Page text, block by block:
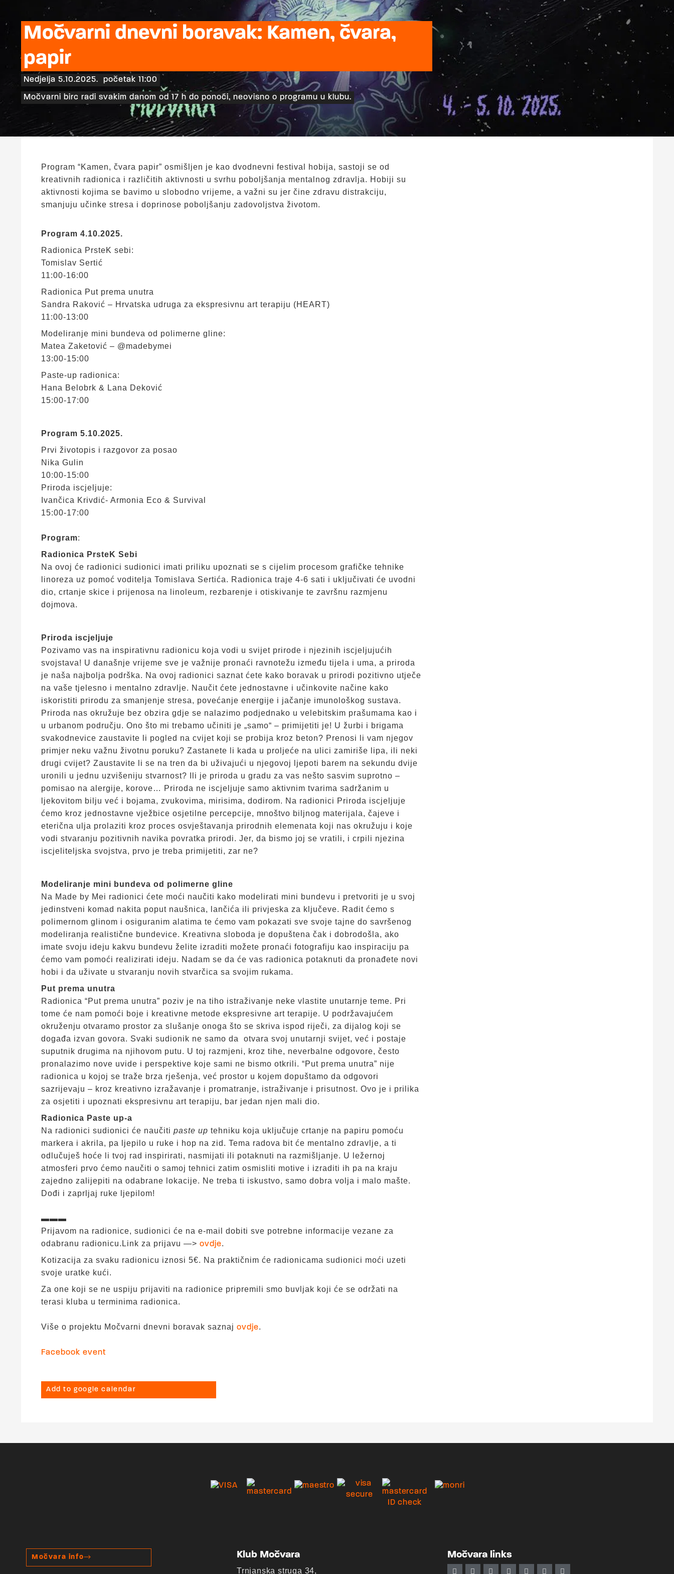
Močvarni dnevni boravak: Kamen, čvara,
papir
Nedjelja 5.10.2025. početak 11:00
Močvarni birc radi svakim danom od 17 h do ponoći, neovisno o programu u klubu.
Program “Kamen, čvara papir” osmišljen je kao dvodnevni festival hobija, sastoji se od
kreativnih radionica i različitih aktivnosti u svrhu poboljšanja mentalnog zdravlja. Hobiji su
aktivnosti kojima se bavimo u slobodno vrijeme, a važni su jer čine zdravu distrakciju,
smanjuju učinke stresa i doprinose poboljšanju zadovoljstva životom.
Program 4.10.2025.
Radionica PrsteK sebi:
Tomislav Sertić
11:00-16:00
Radionica Put prema unutra
Sandra Raković – Hrvatska udruga za ekspresivnu art terapiju (HEART)
11:00-13:00
Modeliranje mini bundeva od polimerne gline:
Matea Zaketović – @madebymei
13:00-15:00
Paste-up radionica:
Hana Belobrk & Lana Deković
15:00-17:00
Program 5.10.2025.
Prvi životopis i razgovor za posao
Nika Gulin
10:00-15:00
Priroda iscjeljuje:
Ivančica Krivdić- Armonia Eco & Survival
15:00-17:00
Program:
Radionica PrsteK Sebi
Na ovoj će radionici sudionici imati priliku upoznati se s cijelim procesom grafičke tehnike
linoreza uz pomoć voditelja Tomislava Sertića. Radionica traje 4-6 sati i uključivati će uvodni
dio, crtanje skice i prijenosa na linoleum, rezbarenje i otiskivanje te završnu razmjenu
dojmova.
Priroda iscjeljuje
Pozivamo vas na inspirativnu radionicu koja vodi u svijet prirode i njezinih iscjeljujućih
svojstava! U današnje vrijeme sve je važnije pronaći ravnotežu između tijela i uma, a priroda
je naša najbolja podrška. Na ovoj radionici saznat ćete kako boravak u prirodi pozitivno utječe
na vaše tjelesno i mentalno zdravlje. Naučit ćete jednostavne i učinkovite načine kako
iskoristiti prirodu za smanjenje stresa, povećanje energije i jačanje imunološkog sustava.
Priroda nas okružuje bez obzira gdje se nalazimo podjednako u velebitskim prašumama kao i
u urbanom području. Ono što mi trebamo učiniti je „samo“ – primijetiti je! U žurbi i brigama
svakodnevice zaustavite li pogled na cvijet koji se probija kroz beton? Prenosi li vam njegov
primjer neku važnu životnu poruku? Zastanete li kada u proljeće na ulici zamiriše lipa, ili neki
drugi cvijet? Zaustavite li se na tren da bi uživajući u njegovoj ljepoti barem na sekundu dvije
uronili u jednu uzvišeniju stvarnost? Ili je priroda u gradu za vas nešto sasvim suprotno –
pomisao na alergije, korove… Priroda ne iscjeljuje samo aktivnim tvarima sadržanim u
ljekovitom bilju već i bojama, zvukovima, mirisima, dodirom. Na radionici Priroda iscjeljuje
ćemo kroz jednostavne vježbice osjetilne percepcije, mnoštvo biljnog materijala, čajeve i
eterična ulja prolaziti kroz proces osvještavanja prirodnih elemenata koji nas okružuju i koje
vodi stvaranju pozitivnih navika povratka prirodi. Jer, da bismo joj se vratili, i crpili njezina
iscjeliteljska svojstva, prvo je treba primijetiti, zar ne?
Modeliranje mini bundeva od polimerne gline
Na Made by Mei radionici ćete moći naučiti kako modelirati mini bundevu i pretvoriti je u svoj
jedinstveni komad nakita poput naušnica, lančića ili privjeska za ključeve. Radit ćemo s
polimernom glinom i osiguranim alatima te ćemo vam pokazati sve svoje tajne do savršenog
modeliranja realistične bundevice. Kreativna sloboda je dopuštena čak i dobrodošla, ako
imate svoju ideju kakvu bundevu želite izraditi možete pronaći fotografiju kao inspiraciju pa
ćemo vam pomoći realizirati ideju. Nadam se da će vas radionica potaknuti da pronađete novi
hobi i da uživate u stvaranju novih stvarčica sa svojim rukama.
Put prema unutra
Radionica “Put prema unutra” poziv je na tiho istraživanje neke vlastite unutarnje teme. Pri
tome će nam pomoći boje i kreativne metode ekspresivne art terapije. U podržavajućem
okruženju otvaramo prostor za slušanje onoga što se skriva ispod riječi, za dijalog koji se
događa izvan govora. Svaki sudionik ne samo da otvara svoj unutarnji svijet, već i postaje
suputnik drugima na njihovom putu. U toj razmjeni, kroz tihe, neverbalne odgovore, često
pronalazimo nove uvide i perspektive koje sami ne bismo otkrili. “Put prema unutra” nije
radionica u kojoj se traže brza rješenja, već prostor u kojem dopuštamo da odgovori
sazrijevaju – kroz kreativno izražavanje i promatranje, istraživanje i prisutnost. Ovo je i prilika
za osjetiti i upoznati ekspresivnu art terapiju, bar jedan njen mali dio.
Radionica Paste up-a
Na radionici sudionici će naučiti paste up tehniku koja uključuje crtanje na papiru pomoću
markera i akrila, pa ljepilo u ruke i hop na zid. Tema radova bit će mentalno zdravlje, a ti
odlučuješ hoće li tvoj rad inspirirati, nasmijati ili potaknuti na razmišljanje. U ležernoj
atmosferi prvo ćemo naučiti o samoj tehnici zatim osmisliti motive i izraditi ih pa na kraju
zajedno zalijepiti na odabrane lokacije. Ne treba ti iskustvo, samo dobra volja i malo mašte.
Dođi i zaprljaj ruke ljepilom!
▬▬▬
Prijavom na radionice, sudionici će na e-mail dobiti sve potrebne informacije vezane za
odabranu radionicu.Link za prijavu —> ovdje.
Kotizacija za svaku radionicu iznosi 5€. Na praktičnim će radionicama sudionici moći uzeti
svoje uratke kući.
Za one koji se ne uspiju prijaviti na radionice pripremili smo buvljak koji će se održati na
terasi kluba u terminima radionica.
Više o projektu Močvarni dnevni boravak saznaj ovdje.
Facebook event
Add to google calendar
Močvara info Klub Močvara
Trnjanska struga 34,
Močvara links